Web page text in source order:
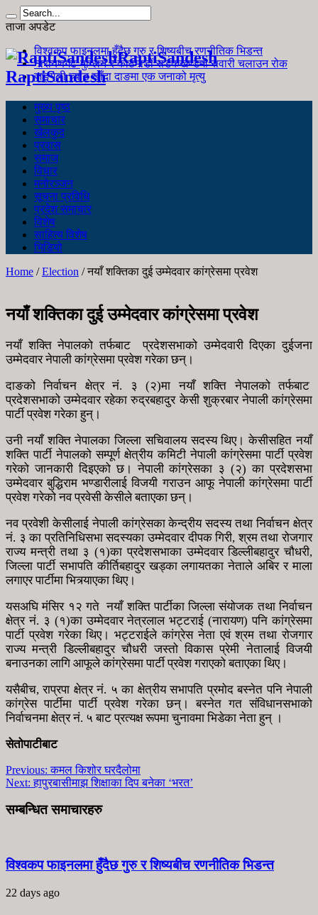
ताजा अपडेट
विश्वकप फाइनलमा हुँदैछ गुरु र शिष्यबीच रणनीतिक भिडन्त
नारायणगढ-मुग्लिन र काठमाडौं सडकखण्डमा सवारी चलाउन रोक
जङ्गली च्याउ खाँदा दाङमा एक जनाको मृत्यु
RaptiSandesh
RaptiSandesh
मुख्य पृष्ठ
समाचार
खेलकुद
प्रवास
समाज
विचार
मनोरञ्जन
सूचना प्रविधि
प्रदेश समाचार
विशेष
साहित्य विशेष
भिडियो
Home /Election /नयाँ शक्तिका दुई उम्मेदवार कांग्रेसमा प्रवेश
नयाँ शक्तिका दुई उम्मेदवार कांग्रेसमा प्रवेश
नयाँ शक्ति नेपालको तर्फबाट प्रदेशसभाको उम्मेदवारी दिएका दुईजना
उम्मेदवार नेपाली कांग्रेसमा प्रवेश गरेका छन्।
दाङको निर्वाचन क्षेत्र नं. ३ (२)मा नयाँ शक्ति नेपालको तर्फबाट
प्रदेशसभाको उम्मेदवार रहेका रुद्रबहादुर केसी शुक्रबार नेपाली कांग्रेसमा
पार्टी प्रवेश गरेका हुन्।
उनी नयाँ शक्ति नेपालका जिल्ला सचिवालय सदस्य थिए। केसीसहित नयाँ
शक्ति पार्टी नेपालको सम्पूर्ण क्षेत्रीय कमिटी नेपाली कांग्रेसमा पार्टी प्रवेश
गरेको जानकारी दिइएको छ। नेपाली कांग्रेसका ३ (२) का प्रदेशसभा
उम्मेदवार बुद्धिराम भण्डारीलाई विजयी गराउन आफू नेपाली कांग्रेसमा पार्टी
प्रवेश गरेको नव प्रवेसी केसीले बताएका छन्।
नव प्रवेशी केसीलाई नेपाली कांग्रेसका केन्द्रीय सदस्य तथा निर्वाचन क्षेत्र
नं. ३ का प्रतिनिधिसभा सदस्यका उम्मेदवार दीपक गिरी, श्रम तथा रोजगार
राज्य मन्त्री तथा ३ (१)का प्रदेशसभाका उम्मेदवार डिल्लीबहादुर चौधरी,
जिल्ला पार्टी सभापति कीर्तिबहादुर खड्का लगायतका नेताले अबिर र माला
लगाएर पार्टीमा भित्र्याएका थिए।
यसअघि मंसिर १२ गते नयाँ शक्ति पार्टीका जिल्ला संयोजक तथा निर्वाचन
क्षेत्र नं. ३ (१)का उम्मेदवार नेत्रलाल भट्टराई (नारायण) पनि कांग्रेसमा
पार्टी प्रवेश गरेका थिए। भट्टराईले कांग्रेस नेता एवं श्रम तथा रोजगार
राज्य मन्त्री डिल्लीबहादुर चौधरी जस्तो विकास प्रेमी नेतालाई विजयी
बनाउनका लागि आफूले कांग्रेसमा पार्टी प्रवेश गराएको बताएका थिए।
यसैबीच, राप्रपा क्षेत्र नं. ५ का क्षेत्रीय सभापति प्रमोद बस्नेत पनि नेपाली
कांग्रेस पार्टीमा पार्टी प्रवेश गरेका छन्। बस्नेत गत संविधानसभाको
निर्वाचनमा क्षेत्र नं. ५ बाट प्रत्यक्ष रूपमा चुनावमा भिडेका नेता हुन् ।
सेतोपाटीबाट
Previous: कमल किशोर घरदैलोमा
Next: हापुरबासीमाझ शिक्षाका दिप बनेका ‘भरत’
सम्बन्धित समाचारहरु
विश्वकप फाइनलमा हुँदैछ गुरु र शिष्यबीच रणनीतिक भिडन्त
22 days ago